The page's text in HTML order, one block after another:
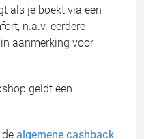
als je boekt via een
n.a.v. eerdere
aanmerking voor
geldt een
dealgemene cashback